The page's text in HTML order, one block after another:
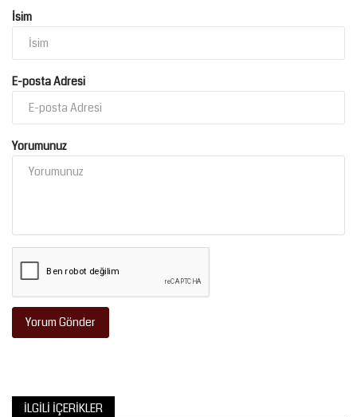
İsim
E-posta Adresi
Yorumunuz
Yorum Gönder
İLGILI İÇERIKLER